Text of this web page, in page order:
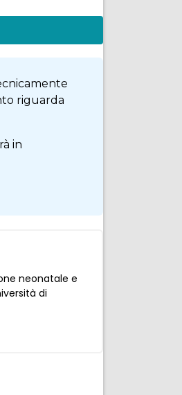
riguarda
in
neonatale e
di